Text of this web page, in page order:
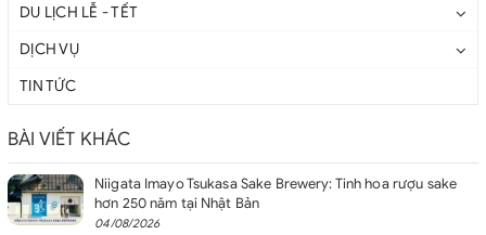
DU LỊCH LỄ - TẾT
DỊCH VỤ
TIN TỨC
BÀI VIẾT KHÁC
Niigata Imayo Tsukasa Sake Brewery: Tinh hoa rượu sake
hơn 250 năm tại Nhật Bản
04/08/2026